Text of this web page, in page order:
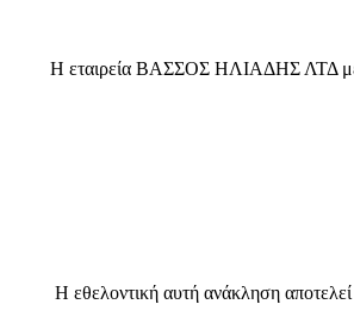
Η εταιρεία ΒΑΣΣΟΣ ΗΛΙΑΔΗΣ ΛΤΔ μετά
Η εθελοντική αυτή ανάκληση